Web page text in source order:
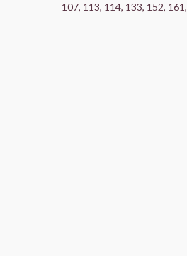
107, 113, 114, 133, 152,